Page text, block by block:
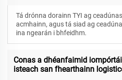
Tá drónna dorainn TYI ag
acmhainn, agus tá siad ag
ina ngearán i bhfeidhm.
Conas a dhéanfaimid
isteach san fhearthainn